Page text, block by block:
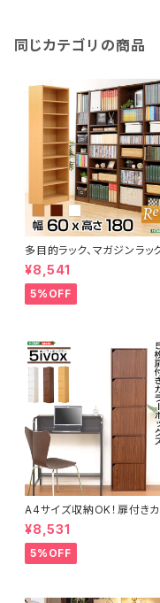
同じカテゴリの商品
多目的ラック、マガジンラッ
60cm）オシャレで大容量な
納本棚、レイアウト自由｜
-レッタ- RT-1860
¥8,541
5%OFF
A4サイズ収納OK！扉付きカ
ボックス【-5ivox-フィボック
¥8,531
5%OFF